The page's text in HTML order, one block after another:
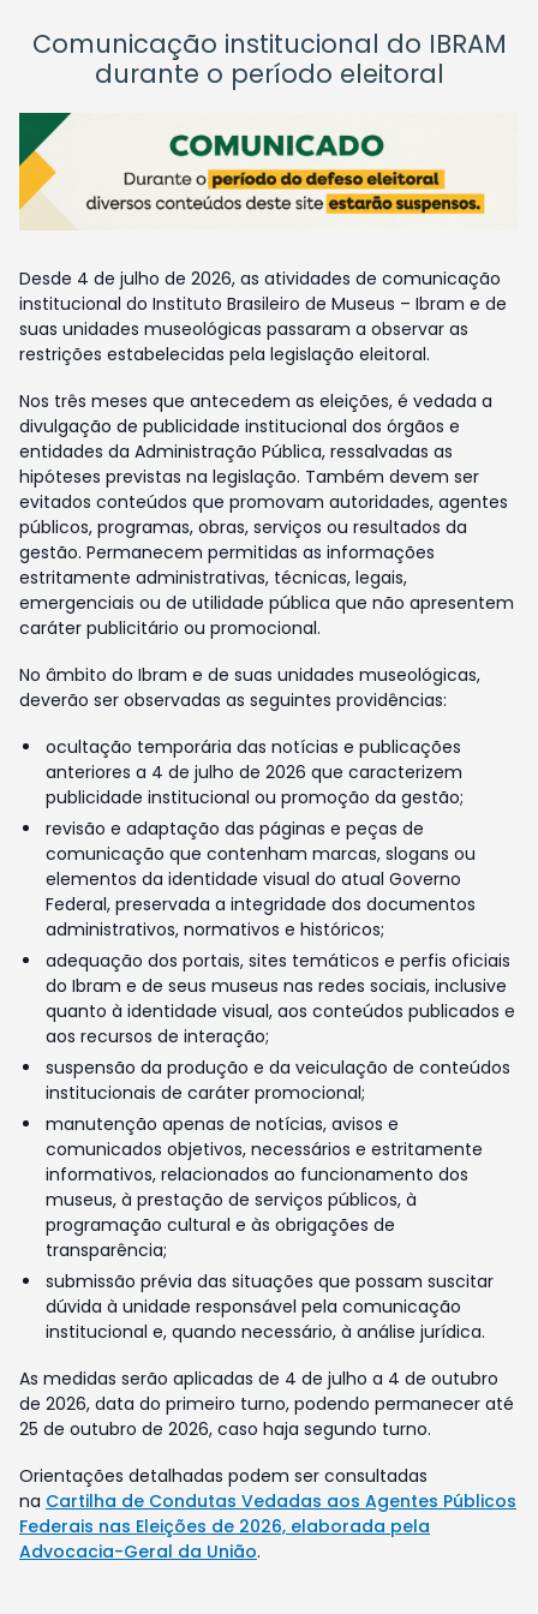
Comunicação institucional do IBRAM
durante o período eleitoral
Desde 4 de julho de 2026, as atividades de comunicação
institucional do Instituto Brasileiro de Museus – Ibram e de
suas unidades museológicas passaram a observar as
restrições estabelecidas pela legislação eleitoral.
Nos três meses que antecedem as eleições, é vedada a
divulgação de publicidade institucional dos órgãos e
entidades da Administração Pública, ressalvadas as
hipóteses previstas na legislação. Também devem ser
evitados conteúdos que promovam autoridades, agentes
públicos, programas, obras, serviços ou resultados da
gestão. Permanecem permitidas as informações
estritamente administrativas, técnicas, legais,
emergenciais ou de utilidade pública que não apresentem
caráter publicitário ou promocional.
No âmbito do Ibram e de suas unidades museológicas,
deverão ser observadas as seguintes providências:
ocultação temporária das notícias e publicações
anteriores a 4 de julho de 2026 que caracterizem
publicidade institucional ou promoção da gestão;
revisão e adaptação das páginas e peças de
comunicação que contenham marcas, slogans ou
elementos da identidade visual do atual Governo
Federal, preservada a integridade dos documentos
administrativos, normativos e históricos;
adequação dos portais, sites temáticos e perfis oficiais
do Ibram e de seus museus nas redes sociais, inclusive
quanto à identidade visual, aos conteúdos publicados e
aos recursos de interação;
suspensão da produção e da veiculação de conteúdos
institucionais de caráter promocional;
manutenção apenas de notícias, avisos e
comunicados objetivos, necessários e estritamente
informativos, relacionados ao funcionamento dos
museus, à prestação de serviços públicos, à
programação cultural e às obrigações de
transparência;
submissão prévia das situações que possam suscitar
dúvida à unidade responsável pela comunicação
institucional e, quando necessário, à análise jurídica.
As medidas serão aplicadas de 4 de julho a 4 de outubro
de 2026, data do primeiro turno, podendo permanecer até
25 de outubro de 2026, caso haja segundo turno.
Orientações detalhadas podem ser consultadas
na Cartilha de Condutas Vedadas aos Agentes Públicos
Federais nas Eleições de 2026, elaborada pela
Advocacia-Geral da União.